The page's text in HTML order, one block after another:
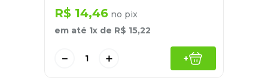
R$ 14,46 no pix
em até 1x de R$ 15,22
＋
－ +